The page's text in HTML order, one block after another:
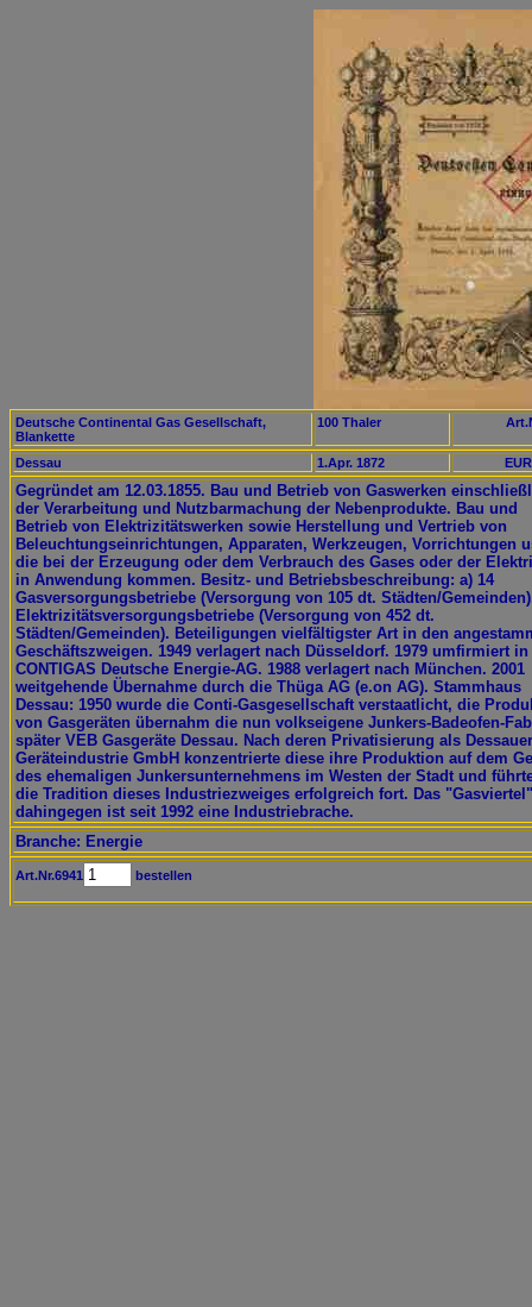
Deutsche Continental Gas Gesellschaft,
Blankette
100 Thaler
Dessau 1.Apr. 1872
Gegründet am 12.03.1855. Bau und Betrieb von Gaswerken
der Verarbeitung und Nutzbarmachung der Nebenprodukte. Bau und
Betrieb von Elektrizitätswerken sowie Herstellung und Vertrieb von
Beleuchtungseinrichtungen, Apparaten, Werkzeugen, Vorrichtungen
die bei der Erzeugung oder dem Verbrauch des Gases oder der
in Anwendung kommen. Besitz- und Betriebsbeschreibung: a) 14
Gasversorgungsbetriebe (Versorgung von 105 dt. Städten/
Elektrizitätsversorgungsbetriebe (Versorgung von 452 dt.
Städten/Gemeinden). Beteiligungen vielfältigster Art in den
Geschäftszweigen. 1949 verlagert nach Düsseldorf. 1979 umfirmiert in
CONTIGAS Deutsche Energie-AG. 1988 verlagert nach München. 2001
weitgehende Übernahme durch die Thüga AG (e.on AG). Stammhaus
Dessau: 1950 wurde die Conti-Gasgesellschaft verstaatlicht, die
von Gasgeräten übernahm die nun volkseigene Junkers-Badeofen-
später VEB Gasgeräte Dessau. Nach deren Privatisierung als Dessauer
Geräteindustrie GmbH konzentrierte diese ihre Produktion auf dem
des ehemaligen Junkersunternehmens im Westen der Stadt und
die Tradition dieses Industriezweiges erfolgreich fort. Das "Gasviertel"
dahingegen ist seit 1992 eine Industriebrache.
Branche: Energie
Art.Nr.6941 bestellen